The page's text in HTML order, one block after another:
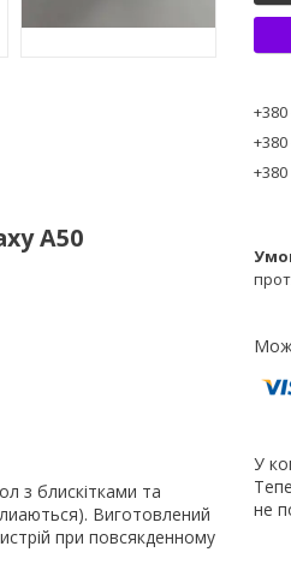
A50
з блискітками та
Виготовлений
при повсякденному
+380
+380
+380
У
не